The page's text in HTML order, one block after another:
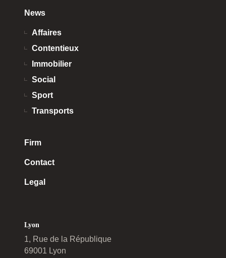
News
Affaires
Contentieux
Immobilier
Social
Sport
Transports
Firm
Contact
Legal
Lyon
1, Rue de la République
69001 Lyon